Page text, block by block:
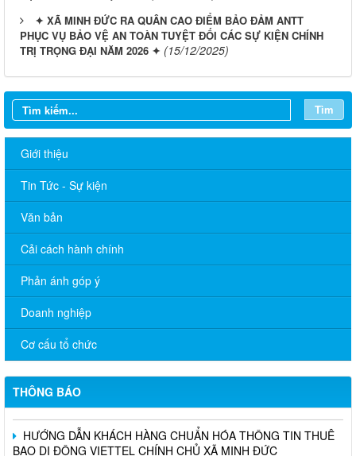
✦ XÃ MINH ĐỨC RA QUÂN CAO ĐIỂM BẢO ĐẢM ANTT
PHỤC VỤ BẢO VỆ AN TOÀN TUYỆT ĐỐI CÁC SỰ KIỆN CHÍNH
TRỊ TRỌNG ĐẠI NĂM 2026 ✦ (15/12/2025)
Tìm
Giới thiệu
Tin Tức - Sự kiện
Văn bản
Cải cách hành chính
Phản ánh góp ý
Doanh nghiệp
Cơ cấu tổ chức
THÔNG BÁO
TUYỂN DỤNG VIÊN CHỨC SỰ NGHIỆP GIÁO DỤC NĂM 2025
TRÊN ĐỊA BÀN XÃ MINH ĐỨC
HƯỚNG DẪN KHÁCH HÀNG CHUẨN HÓA THÔNG TIN THUÊ
BAO DI ĐỘNG VIETTEL CHÍNH CHỦ XÃ MINH ĐỨC